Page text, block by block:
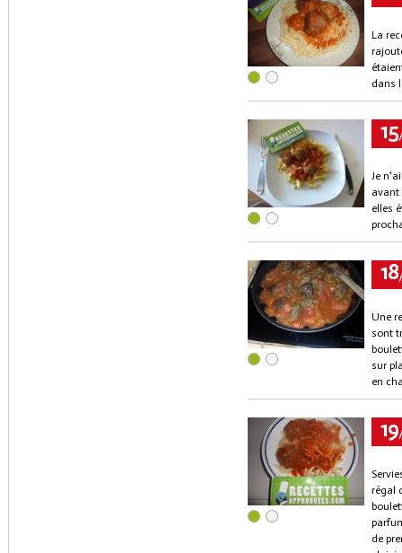
La
dans
15
Je
avant
elles
18
Une
sont
sur
en
19
régal
de